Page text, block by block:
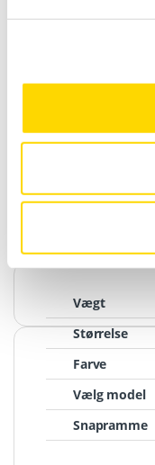
Varenummer
Klikrammer og
Vægt
Størrelse
Farve
Vælg model
Snapramme